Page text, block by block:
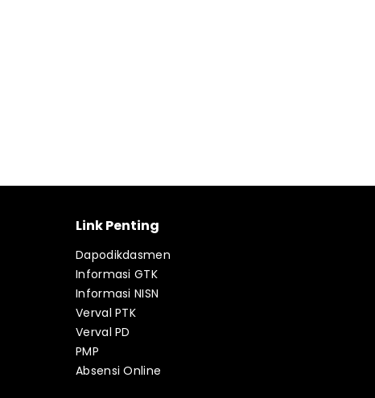
Link Penting
Dapodikdasmen
Informasi GTK
Informasi NISN
Verval PTK
Verval PD
PMP
Absensi Online